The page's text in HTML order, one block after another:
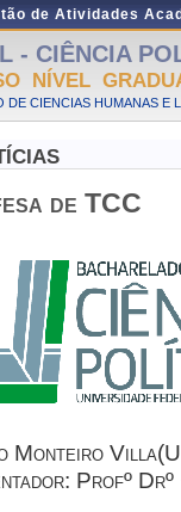
de Atividades
- CIÊNCIA
NÍVEL
DE CIENCIAS HUMANAS E
de TCC
Monteiro
Profº Drº